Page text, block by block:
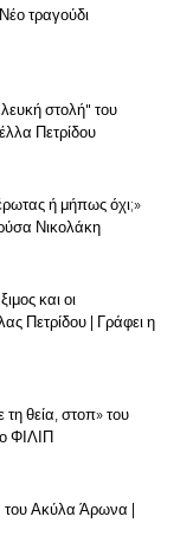
τραγούδι
λευκή στολή" του
Πετρίδου
ή μήπως όχι;»
Νικολάκη
και οι
Πετρίδου | Γράφει η
θεία, στοπ» του
ΦΙΛΙΠ
του Ακύλα Άρωνα |